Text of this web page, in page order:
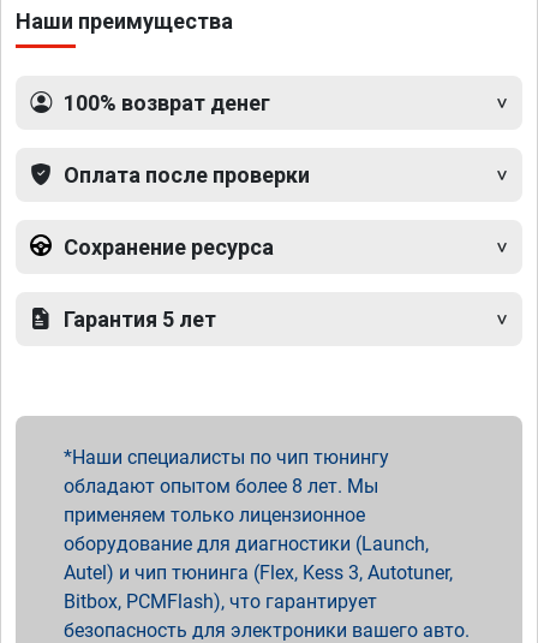
Наши преимущества
100% возврат денег
Оплата после проверки
Сохранение ресурса
Гарантия 5 лет
Наши специалисты по чип тюнингу
обладают опытом более 8 лет. Мы
применяем только лицензионное
оборудование для диагностики (Launch,
Autel) и чип тюнинга (Flex, Kess 3, Autotuner,
Bitbox, PCMFlash), что гарантирует
безопасность для электроники вашего авто.